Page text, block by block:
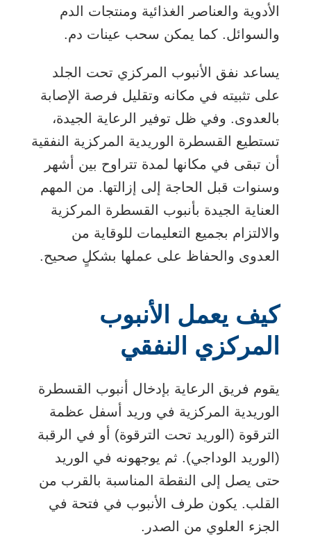
الأدوية والعناصر الغذائية ومنتجات الدم
والسوائل. كما يمكن سحب عينات دم.
يساعد نفق الأنبوب المركزي تحت الجلد
على تثبيته في مكانه وتقليل فرصة الإصابة
بالعدوى. وفي ظل توفير الرعاية الجيدة،
تستطيع القسطرة الوريدية المركزية النفقية
أن تبقى في مكانها لمدة تتراوح بين أشهر
وسنوات قبل الحاجة إلى إزالتها. من المهم
العناية الجيدة بأنبوب القسطرة المركزية
والالتزام بجميع التعليمات للوقاية من
العدوى والحفاظ على عملها بشكلٍ صحيح.
كيف يعمل الأنبوب
المركزي النفقي
يقوم فريق الرعاية بإدخال أنبوب القسطرة
الوريدية المركزية في وريد أسفل عظمة
الترقوة (الوريد تحت الترقوة) أو في الرقبة
(الوريد الوداجي). ثم يوجهونه في الوريد
حتى يصل إلى النقطة المناسبة بالقرب من
القلب. يكون طرف الأنبوب في فتحة في
الجزء العلوي من الصدر.